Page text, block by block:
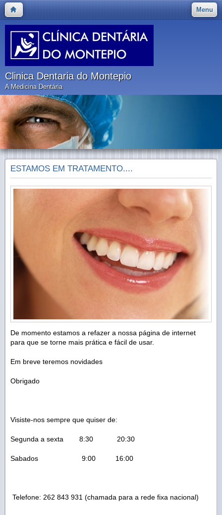
Menu
Clinica Dentaria do Montepio
A Medicina Dentária
ESTAMOS EM TRATAMENTO....
De momento estamos a refazer a nossa página de internet
para que se torne mais prática e fácil de usar.
Em breve teremos novidades
Obrigado
Visiste-nos sempre que quiser de:
Segunda a sexta 8:30 20:30
Sabados 9:00 16:00
Telefone: 262 843 931 (chamada para a rede fixa nacional)